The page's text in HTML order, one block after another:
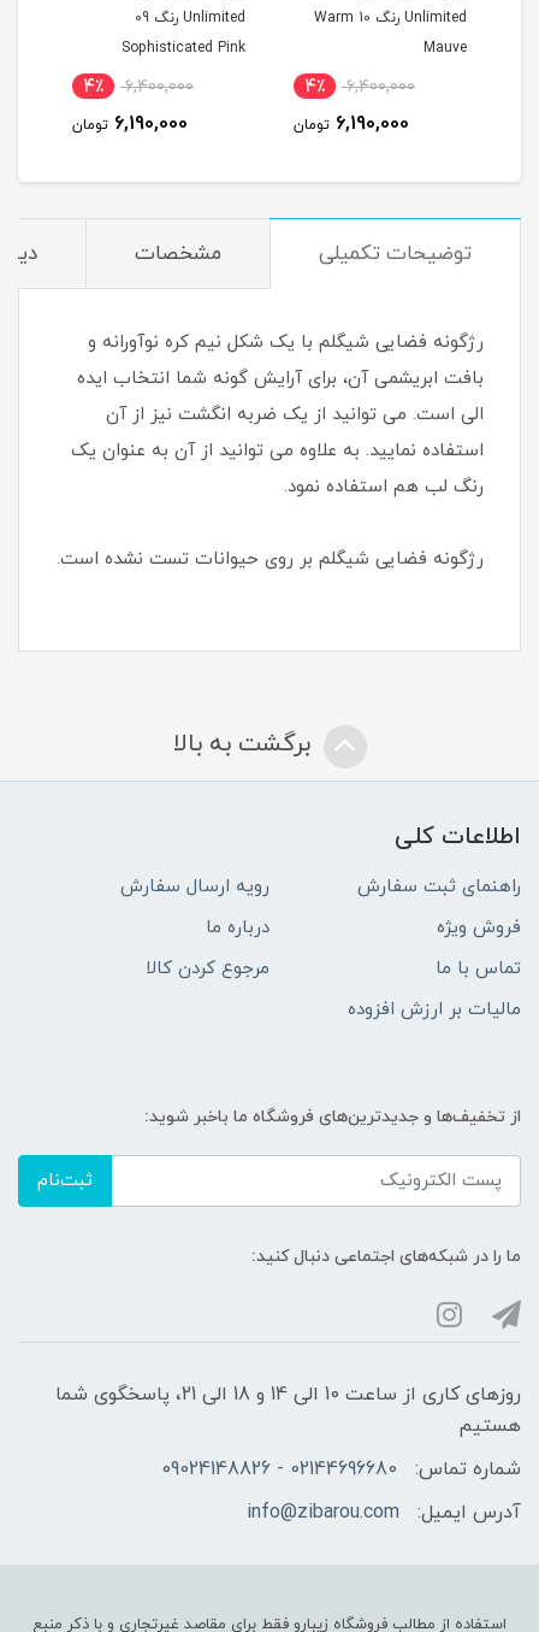
Unlimited رنگ 10 Warm
Mauve
6,400,000 4٪
6,190,000 تومان
Unlimited رنگ 09
Sophisticated Pink
6,400,000 4٪
6,190,000 تومان
توضیحات تکمیلی مشخصات
رژگونه فضایی شیگلم با یک شکل نیم کره نوآورانه و
بافت ابریشمی آن، برای آرایش گونه شما انتخاب ایده
الی است. می توانید از یک ضربه انگشت نیز از آن
استفاده نمایید. به علاوه می توانید از آن به عنوان یک
رنگ لب هم استفاده نمود.
رژگونه فضایی شیگلم بر روی حیوانات تست نشده است.
برگشت به بالا
اطلاعات کلی
راهنمای ثبت سفارش
رویه ارسال سفارش
فروش ویژه
درباره ما
تماس با ما
مرجوع کردن کالا
مالیات بر ارزش افزوده
از تخفیف‌ها و جدیدترین‌های فروشگاه ما باخبر شوید:
ثبت‌نام
ما را در شبکه‌های اجتماعی دنبال کنید:
روزهای کاری از ساعت 10 الی 14 و 18 الی 21، پاسخگوی شما
هستیم
شماره تماس:
02144696680 - 09024148826
آدرس ایمیل:
info@zibarou.com
استفاده از مطالب فروشگاه زیبارو فقط برای مقاصد غیرتجاری و با ذکر منبع